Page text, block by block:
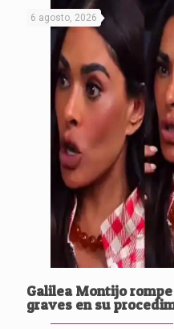
6 agosto, 2026
Galilea Montijo
graves en su